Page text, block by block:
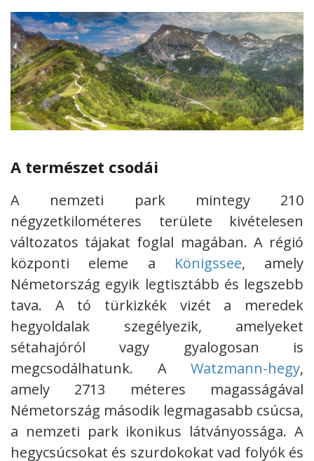
A természet csodái
A nemzeti park mintegy 210
négyzetkilométeres területe kivételesen
változatos tájakat foglal magában. A régió
központi eleme a Königssee, amely
Németország egyik legtisztább és legszebb
tava. A tó türkizkék vizét a meredek
hegyoldalak szegélyezik, amelyeket
sétahajóról vagy gyalogosan is
megcsodálhatunk. A Watzmann-hegy,
amely 2713 méteres magasságával
Németország második legmagasabb csúcsa,
a nemzeti park ikonikus látványossága. A
hegycsúcsokat és szurdokokat vad folyók és